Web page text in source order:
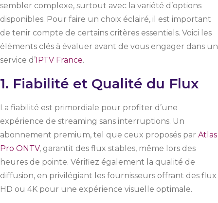
sembler complexe, surtout avec la variété d’options
disponibles. Pour faire un choix éclairé, il est important
de tenir compte de certains critères essentiels. Voici les
éléments clés à évaluer avant de vous engager dans un
service d’IPTV France.
1. Fiabilité et Qualité du Flux
La fiabilité est primordiale pour profiter d’une
expérience de streaming sans interruptions. Un
abonnement premium, tel que ceux proposés par Atlas
Pro ONTV, garantit des flux stables, même lors des
heures de pointe. Vérifiez également la qualité de
diffusion, en privilégiant les fournisseurs offrant des flux
HD ou 4K pour une expérience visuelle optimale.